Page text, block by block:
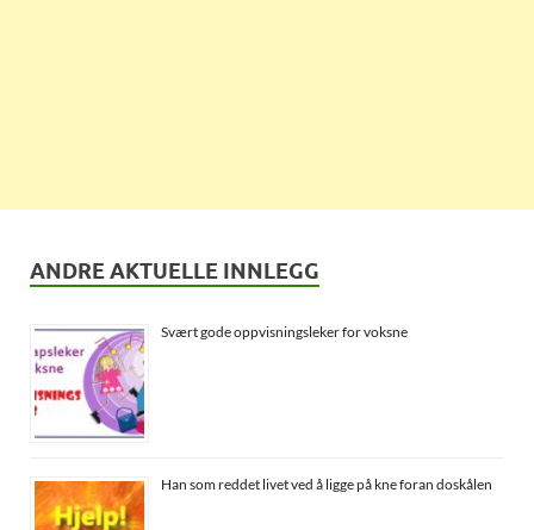
ANDRE AKTUELLE INNLEGG
Svært gode oppvisningsleker for voksne
Han som reddet livet ved å ligge på kne foran doskålen